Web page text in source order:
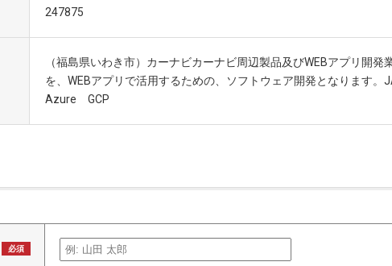
247875
（福島県いわき市）カーナビカーナビ周辺製品及びWEBアプリ開発
を、WEBアプリで活用するための、ソフトウェア開発となりま
Azure GCP
必須